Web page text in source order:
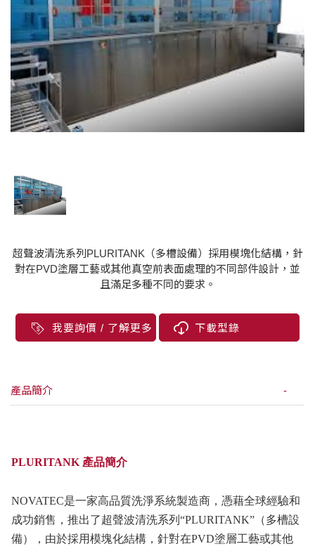
超聲波清洗系列PLURITANK（多槽設備）採用模塊化結構，針
對在PVD塗層工藝或其他真空前表面處理的不同部件設計，並
且滿足多種不同的要求。
我要詢價 / 了解更多 下載型錄
產品簡介
PLURITANK 產品簡介
NOVATEC是一家高品質洗淨系統製造商，憑藉全球經驗和
成功銷售，推出了超聲波清洗系列“PLURITANK”（多槽設
備），由於採用模塊化結構，針對在PVD塗層工藝或其他